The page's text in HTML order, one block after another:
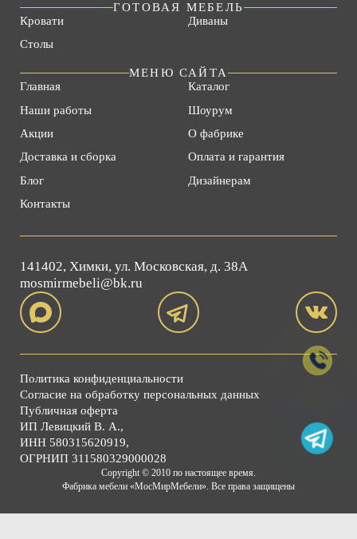
ГОТОВАЯ МЕБЕЛЬ
Кровати
Диваны
Столы
МЕНЮ САЙТА
Главная
Каталог
Наши работы
Шоурум
Акции
О фабрике
Доставка и сборка
Оплата и гарантия
Блог
Дизайнерам
Контакты
141402, Химки, ул. Московская, д. 38А
mosmirmebeli@bk.ru
Политика конфиденциальности
Согласие на обработку персональных данных
Публичная оферта
ИП Левицкий В. А.,
ИНН 580315620919,
ОГРНИП 311580329000028
Copyright © 2010 по настоящее время.
Фабрика мебели «МосМирМебели». Все права защищены